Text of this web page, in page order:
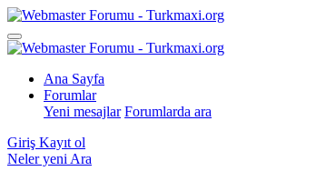
Ana Sayfa
Forumlar
Yeni mesajlar Forumlarda ara
Giriş Kayıt ol
Neler yeni Ara